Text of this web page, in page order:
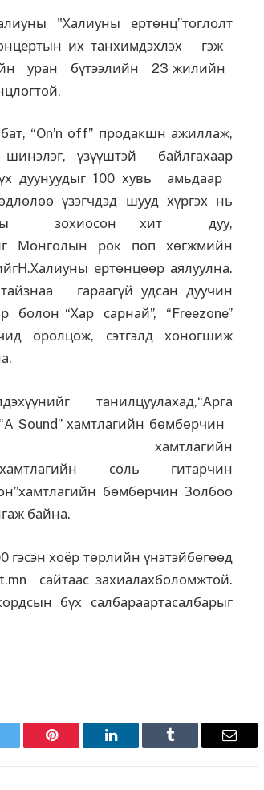
"Халиуны ертөнц”тоглолт
их танхимдэхлэх гэж
уран бүтээлийн 23 жилийн
“On’n off” продакшн ажиллаж,
үзүүштэй байлгахаар
дуунуудыг 100 хувь амьдаар
үзэгчдэд шууд хүргэх нь
зохиосон хит дуу,
Монголын рок поп хөгжмийн
ертөнцөөр аялуулна.
гараагүй удсан дуучин
болон “Хар сарнай”, “Freezone”
оролцож, сэтгэлд хоногшиж
танилцуулахад,“Арга
Sound” хамтлагийн бөмбөрчин
хамтлагийн
соль гитарчин
бөмбөрчин Золбоо
байна.
гэсэн хоёр төрлийн үнэтэйбөгөөд
сайтаас захиалахболомжтой.
бүх салбараартасалбарыг
Pinterest LinkedIn Tumblr Имэйл